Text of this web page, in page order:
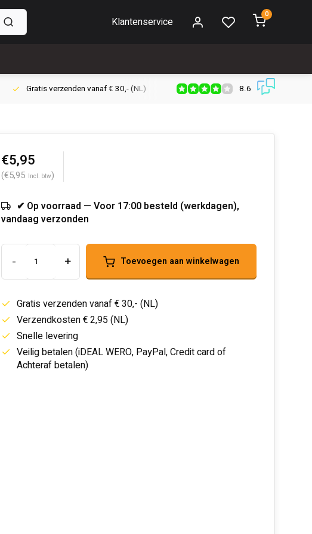
Klantenservice
0
Gratis verzenden vanaf € 30,- (NL) Verzendkosten € 2,95 (NL)
8.6
€5,95
(€5,95 Incl. btw)
✔ Op voorraad — Voor 17:00 besteld (werkdagen),
vandaag verzonden
- + Toevoegen aan winkelwagen
Gratis verzenden vanaf € 30,- (NL)
Verzendkosten € 2,95 (NL)
Snelle levering
Veilig betalen (iDEAL WERO, PayPal, Credit card of
Achteraf betalen)